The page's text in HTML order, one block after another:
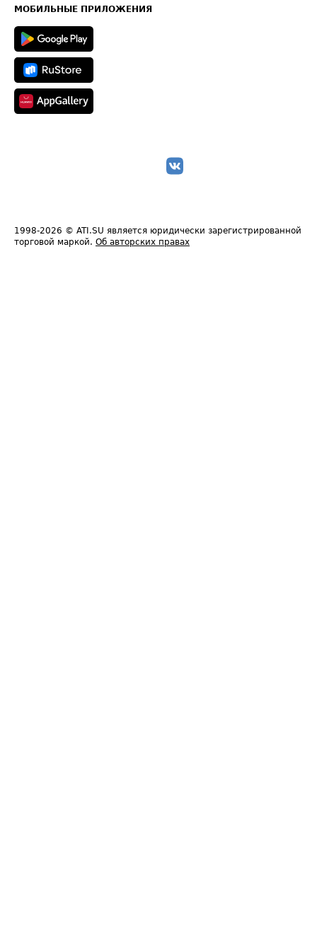
Техническая информация
МОБИЛЬНЫЕ ПРИЛОЖЕНИЯ
1998-2026 © ATI.SU является юридически зарегистрированной
торговой маркой. Об авторских правах